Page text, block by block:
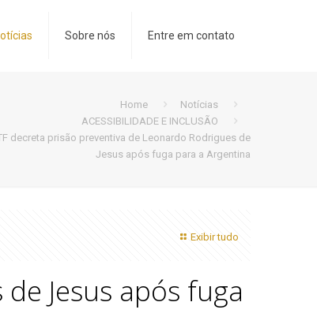
Sobre nós Entre em contato
Home
Notícias
ACESSIBILIDADE E INCLUSÃO
decreta prisão preventiva de Leonardo Rodrigues de
Jesus após fuga para a Argentina
Exibir tudo
Jesus após fuga